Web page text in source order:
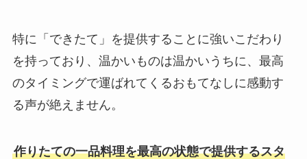
特に「できたて」を提供することに強いこだわり
を持っており、温かいものは温かいうちに、最高
のタイミングで運ばれてくるおもてなしに感動す
る声が絶えません。
作りたての一品料理を最高の状態で提供するスタ